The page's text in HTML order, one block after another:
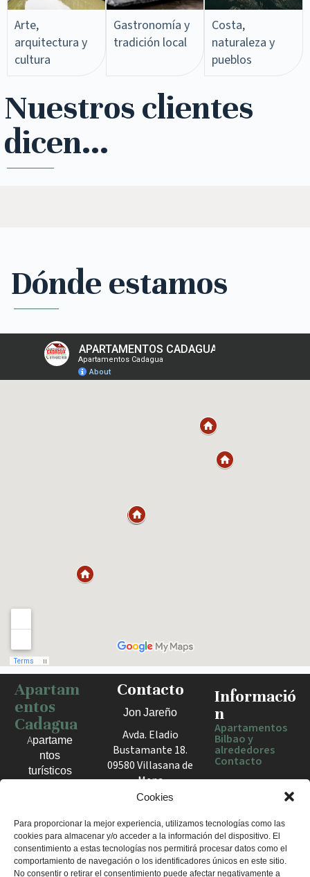
Cookies
Para proporcionar la mejor experiencia, utilizamos tecnologías como las
cookies para almacenar y/o acceder a la información del dispositivo. El
consentimiento a estas tecnologías nos permitirá procesar datos como el
comportamiento de navegación o los identificadores únicos en este sitio.
No consentir o retirar el consentimiento puede afectar negativamente a
Arte,
arquitectura y
cultura
Gastronomía y
tradición local
Costa,
naturaleza y
pueblos
Nuestros clientes
dicen...
Dónde estamos
Haz clic para activar el mapa
Apartam
entos
Cadagua
Apartame
ntos
turísticos
el Valle
de Mena.
Estancias
cómodas
Contacto
Jon Jareño
Avda. Eladio
Bustamante 18.
09580 Villasana de
Mena
España
+34 675 602
960
apartamentosc
Informació
n
Apartamentos
Bilbao y
alrededores
Contacto